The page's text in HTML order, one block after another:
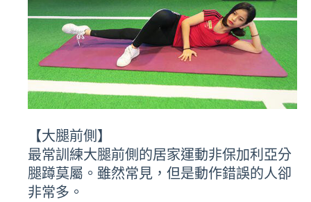
【大腿前側】
最常訓練大腿前側的居家運動非保加利亞分
腿蹲莫屬。雖然常見，但是動作錯誤的人卻
非常多。